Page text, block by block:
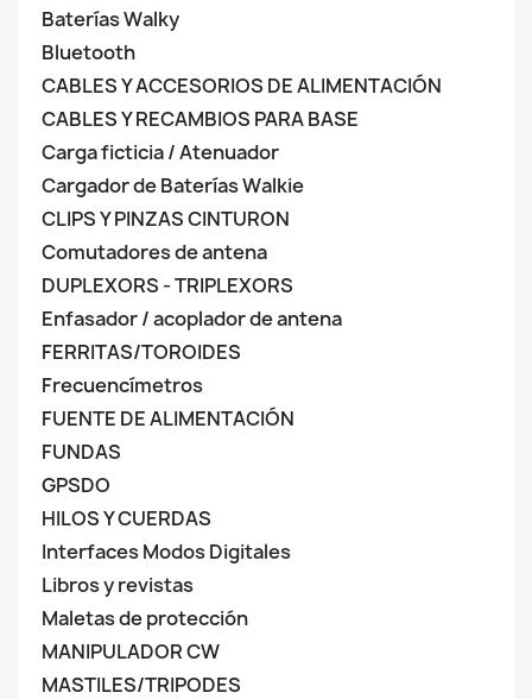
Baterías Walky
Bluetooth
CABLES Y ACCESORIOS DE ALIMENTACIÓN
CABLES Y RECAMBIOS PARA BASE
Carga ficticia / Atenuador
Cargador de Baterías Walkie
CLIPS Y PINZAS CINTURON
Comutadores de antena
DUPLEXORS - TRIPLEXORS
Enfasador / acoplador de antena
FERRITAS/TOROIDES
Frecuencímetros
FUENTE DE ALIMENTACIÓN
FUNDAS
GPSDO
HILOS Y CUERDAS
Interfaces Modos Digitales
Libros y revistas
Maletas de protección
MANIPULADOR CW
MASTILES/TRIPODES